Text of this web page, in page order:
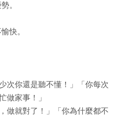
。
快。
次你還是聽不懂！」「你每次
做家事！」
做就對了！」「你為什麼都不